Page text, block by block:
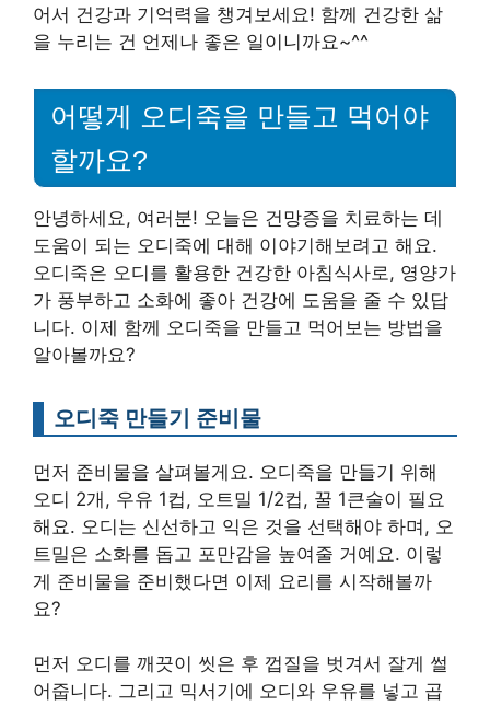
어서 건강과 기억력을 챙겨보세요! 함께 건강한 삶
을 누리는 건 언제나 좋은 일이니까요~^^
어떻게 오디죽을 만들고 먹어야
할까요?
안녕하세요, 여러분! 오늘은 건망증을 치료하는 데
도움이 되는 오디죽에 대해 이야기해보려고 해요.
오디죽은 오디를 활용한 건강한 아침식사로, 영양가
가 풍부하고 소화에 좋아 건강에 도움을 줄 수 있답
니다. 이제 함께 오디죽을 만들고 먹어보는 방법을
알아볼까요?
오디죽 만들기 준비물
먼저 준비물을 살펴볼게요. 오디죽을 만들기 위해
오디 2개, 우유 1컵, 오트밀 1/2컵, 꿀 1큰술이 필요
해요. 오디는 신선하고 익은 것을 선택해야 하며, 오
트밀은 소화를 돕고 포만감을 높여줄 거예요. 이렇
게 준비물을 준비했다면 이제 요리를 시작해볼까
요?
먼저 오디를 깨끗이 씻은 후 껍질을 벗겨서 잘게 썰
어줍니다. 그리고 믹서기에 오디와 우유를 넣고 곱